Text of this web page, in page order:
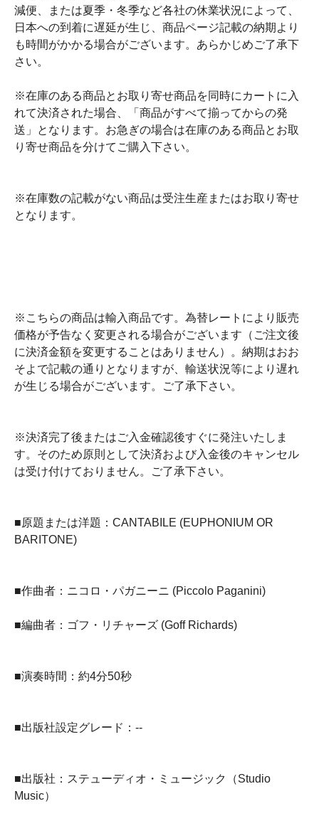
減便、または夏季・冬季など各社の休業状況によって、
日本への到着に遅延が生じ、商品ページ記載の納期より
も時間がかかる場合がございます。あらかじめご了承下
さい。
※在庫のある商品とお取り寄せ商品を同時にカートに入
れて決済された場合、「商品がすべて揃ってからの発
送」となります。お急ぎの場合は在庫のある商品とお取
り寄せ商品を分けてご購入下さい。
※在庫数の記載がない商品は受注生産またはお取り寄せ
となります。
※こちらの商品は輸入商品です。為替レートにより販売
価格が予告なく変更される場合がございます（ご注文後
に決済金額を変更することはありません）。納期はおお
そよで記載の通りとなりますが、輸送状況等により遅れ
が生じる場合がございます。ご了承下さい。
※決済完了後またはご入金確認後すぐに発注いたしま
す。そのため原則として決済および入金後のキャンセル
は受け付けておりません。ご了承下さい。
■原題または洋題：CANTABILE (EUPHONIUM OR
BARITONE)
■作曲者：ニコロ・パガニーニ (Piccolo Paganini)
■編曲者：ゴフ・リチャーズ (Goff Richards)
■演奏時間：約4分50秒
■出版社設定グレード：--
■出版社：ステューディオ・ミュージック（Studio
Music）